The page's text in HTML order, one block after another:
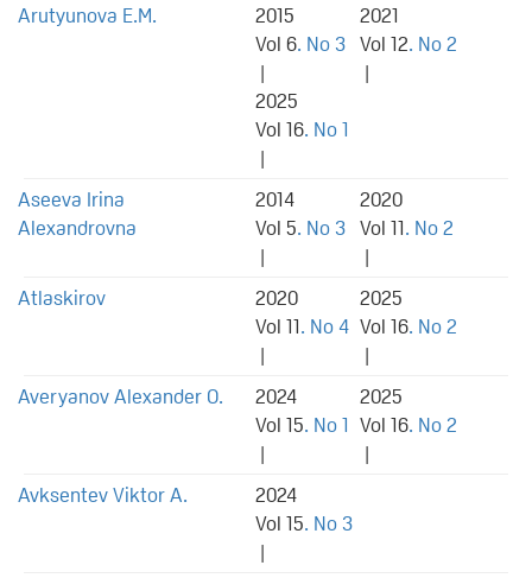
Arutyunova E.M.
2015
Vol 6. No 3
|
2021
Vol 12. No 2
|
2025
Vol 16. No 1
|
Aseeva Irina
Alexandrovna
2014
Vol 5. No 3
|
2020
Vol 11. No 2
|
Atlaskirov
2020
Vol 11. No 4
|
2025
Vol 16. No 2
|
Averyanov Alexander O.
2024
Vol 15. No 1
|
2025
Vol 16. No 2
|
Avksentev Viktor A.
2024
Vol 15. No 3
|